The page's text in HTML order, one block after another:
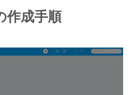
作成手順